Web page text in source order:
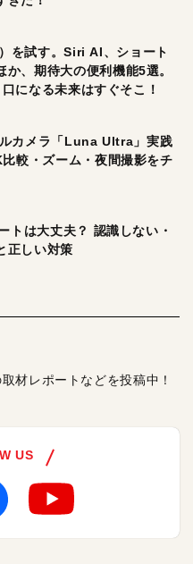
を試す。Siri AI、ショート
か、期待大の便利機能5選。
になる未来はすぐそこ！
カメラ「Luna Ultra」実践
較・ズーム・夜間撮影をチ
トは大丈夫？ 認識しない・
正しい対策
材レポートなどを投稿中！
US